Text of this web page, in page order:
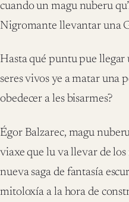
cuando un magu nuberu
Nigromante llevantar una
Hasta qué puntu pue llegar
seres vivos ye a matar una
obedecer a les bisarmes?
Égor Balzarec, magu
viaxe que lu va llevar de
nueva saga de fantasía
mitoloxía a la hora de